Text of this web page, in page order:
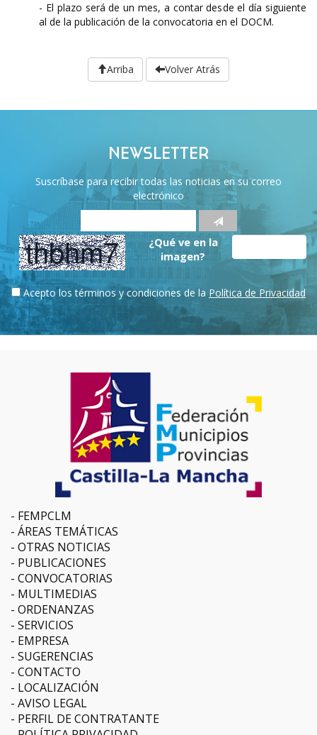
- El plazo será de un mes, a contar desde el día siguiente
al de la publicación de la convocatoria en el DOCM.
Arriba Volver Atrás
NEWSLETTER
Suscríbase para recibir todas las noticias en su correo
electrónico
¿Qué ve en la
imagen?
Acepto los términos y condiciones de la Política de Privacidad
FEMPCLM
ÁREAS TEMÁTICAS
OTRAS NOTICIAS
PUBLICACIONES
CONVOCATORIAS
MULTIMEDIAS
ORDENANZAS
SERVICIOS
EMPRESA
SUGERENCIAS
CONTACTO
LOCALIZACIÓN
AVISO LEGAL
PERFIL DE CONTRATANTE